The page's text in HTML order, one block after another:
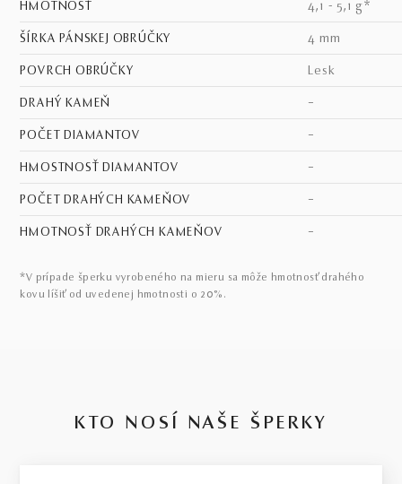
HMOTNOSŤ 4,1 - 5,1 g*
ŠÍRKA PÁNSKEJ OBRÚČKY 4 mm
POVRCH OBRÚČKY lesk
DRAHÝ KAMEŇ –
POČET DIAMANTOV –
HMOSTNOSŤ DIAMANTOV –
POČET DRAHÝCH KAMEŇOV –
HMOTNOSŤ DRAHÝCH KAMEŇOV –
*V prípade šperku vyrobeného na mieru sa môže hmotnosť drahého
kovu líšiť od uvedenej hmotnosti o 20%.
KTO NOSÍ NAŠE ŠPERKY